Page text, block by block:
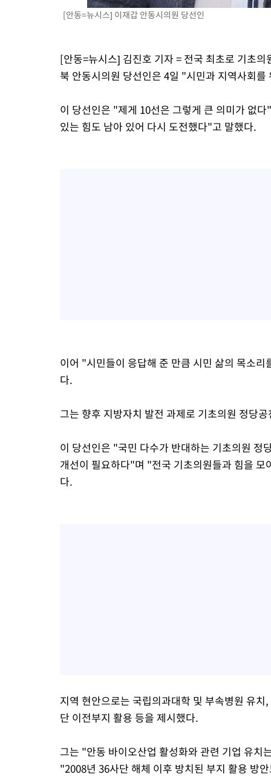
[안동=뉴시스] 이재갑 안동시의원 당선인
[안동=뉴시스] 김진호 기자 = 전국 최초로 기초
북 안동시의원 당선인은 4일 "시민과 지역사회
이 당선인은 "제게 10선은 그렇게 큰 의미가 없
있는 힘도 남아 있어 다시 도전했다"고 말했다.
이어 "시민들이 응답해 준 만큼 시민 삶의 목소
다.
그는 향후 지방자치 발전 과제로 기초의원 정당
이 당선인은 "국민 다수가 반대하는 기초의원 정
개선이 필요하다"며 "전국 기초의원들과 힘을
다.
지역 현안으로는 국립의과대학 및 부속병원 유
단 이전부지 활용 등을 제시했다.
그는 "안동 바이오산업 활성화와 관련 기업 유치
"2008년 36사단 해체 이후 방치된 부지 활용 방